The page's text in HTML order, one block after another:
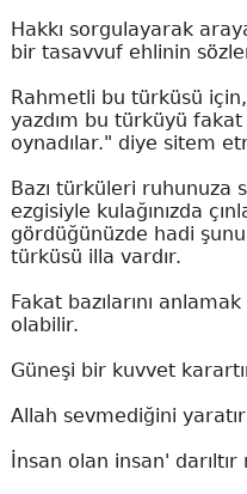
Hakkı sorgulayarak
bir tasavvuf ehlinin
Rahmetli bu türküsü
yazdım bu türküyü fakat
oynadılar." diye sitem
Bazı türküleri ruhunuza
ezgisiyle kulağınızda
gördüğünüzde hadi
türküsü illa vardır.
Fakat bazılarını
olabilir.
Güneşi bir kuvvet
Allah sevmediğini yaratır
İnsan olan insan' darıltır